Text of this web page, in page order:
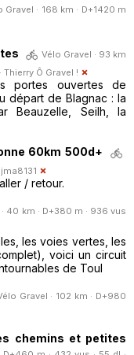
Gravel · 168 km · D+1420 m
Vélo Gravel · 93 km
Thierry Ô Gravel !
portes ouvertes de
départ de Blagnac : la
Beauzelle, Seilh, la
60km 500d+
jma8131
/ retour.
40 km · D+380 m · 936 vus
les voies vertes, les
voici un circuit
de Toul
Gravel · 102 km · D+980
chemins et petites